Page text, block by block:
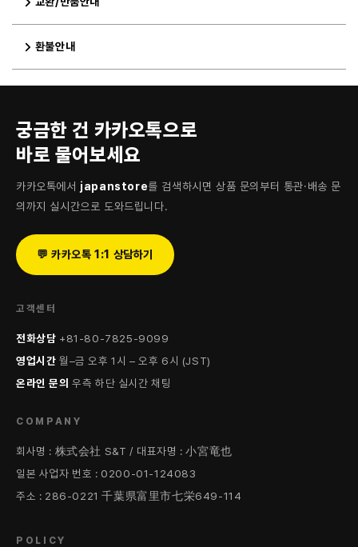
환불안내
궁금한 건 카카오톡으로
바로 물어보세요
카카오톡에서 japanstore를 검색하시면 상품 문의부터 통관·배송 문
의까지 실시간으로 도와드립니다.
💬 카카오톡 1:1 상담하기
고객센터
전화상담 +81-80-7825-9099
영업시간 월–금 오후 1시 – 오후 6시 (JST)
온라인 문의 우측 하단 실시간 채팅
COMPANY
회사명 : 株式会社 S&T / 대표자명 : 小宮竜也
일본 사업자 번호 : 0200-01-124083
주소 : 286-0221 千葉県富里市七栄649-114
POLICY